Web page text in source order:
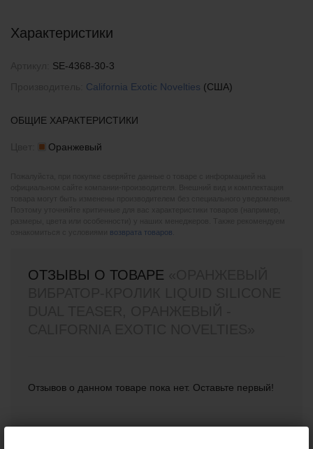
Характеристики
SE-4368-30-3
California Exotic Novelties (США)
ОБЩИЕ ХАРАКТЕРИСТИКИ
Оранжевый
возврата товаров
ОТЗЫВЫ О ТОВАРЕ
Отзывов о данном товаре пока нет. Оставьте первый!